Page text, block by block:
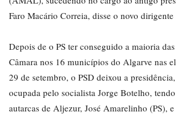
Faro Macário Correia, disse o novo dirigente
Depois de o PS ter conseguido a maioria
Câmara nos 16 municípios do Algarve nas
29 de setembro, o PSD deixou a
ocupada pelo socialista Jorge Botelho,
autarcas de Aljezur, José Amarelinho (PS),